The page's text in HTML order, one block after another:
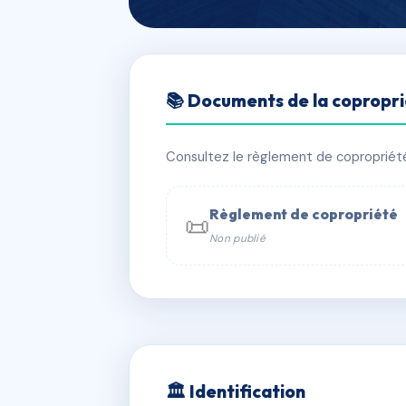
RESIDENCE
📍 RUE DE L ENTRE DEUX MER 17440
📞 Contacter Syndic Digital
📚 Documents de la
Consultez le règlement de
📜Règlement de copropriété
Non publié
🏛 Identification